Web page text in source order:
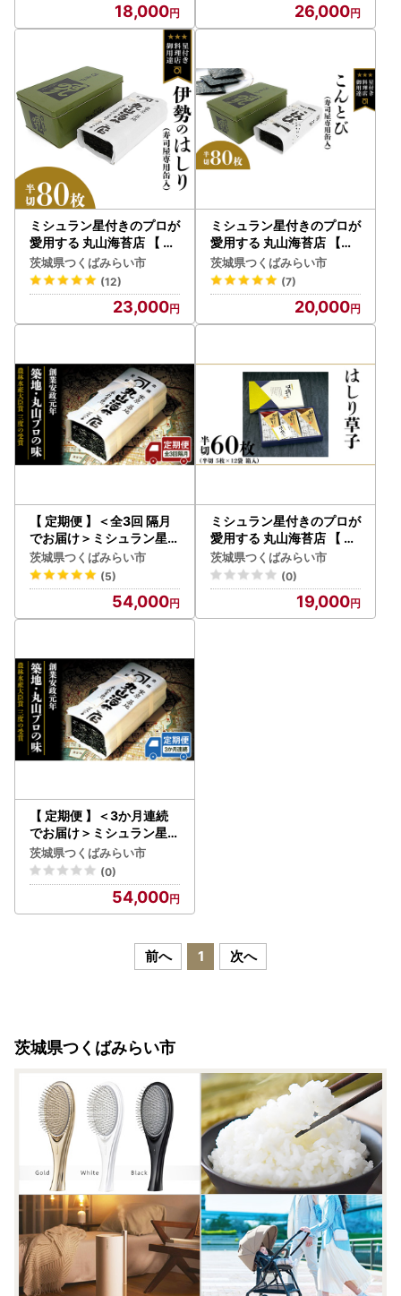
18,000 26,000
ミシュラン星付きのプロが
愛用する 丸山海苔店 【 伊
勢のはしり （ 半切 80枚
寿司屋専用缶入 ）】
茨城県つくばみらい市
(12)
23,000
ミシュラン星付きのプロが
愛用する 丸山海苔店 【こ
んとび（半切80枚 寿司屋
専用缶入）】
茨城県つくばみらい市
(7)
20,000
【 定期便 】＜全3回 隔月
でお届け＞ミシュラン星付
きのプロが愛用する 丸山
海苔店 【 すしのり （寿司
屋専用缶入）】
茨城県つくばみらい市
(5)
54,000
ミシュラン星付きのプロが
愛用する 丸山海苔店 【 は
しり草子 （ 半切 5枚 × 12
袋 箱入 ）】
茨城県つくばみらい市
(0)
19,000
【 定期便 】＜3か月連続
でお届け＞ミシュラン星付
きのプロが愛用する 丸山
海苔店 【 すしのり （寿司
屋専用缶入）】
茨城県つくばみらい市
(0)
54,000
前へ 1 次へ
茨城県つくばみらい市